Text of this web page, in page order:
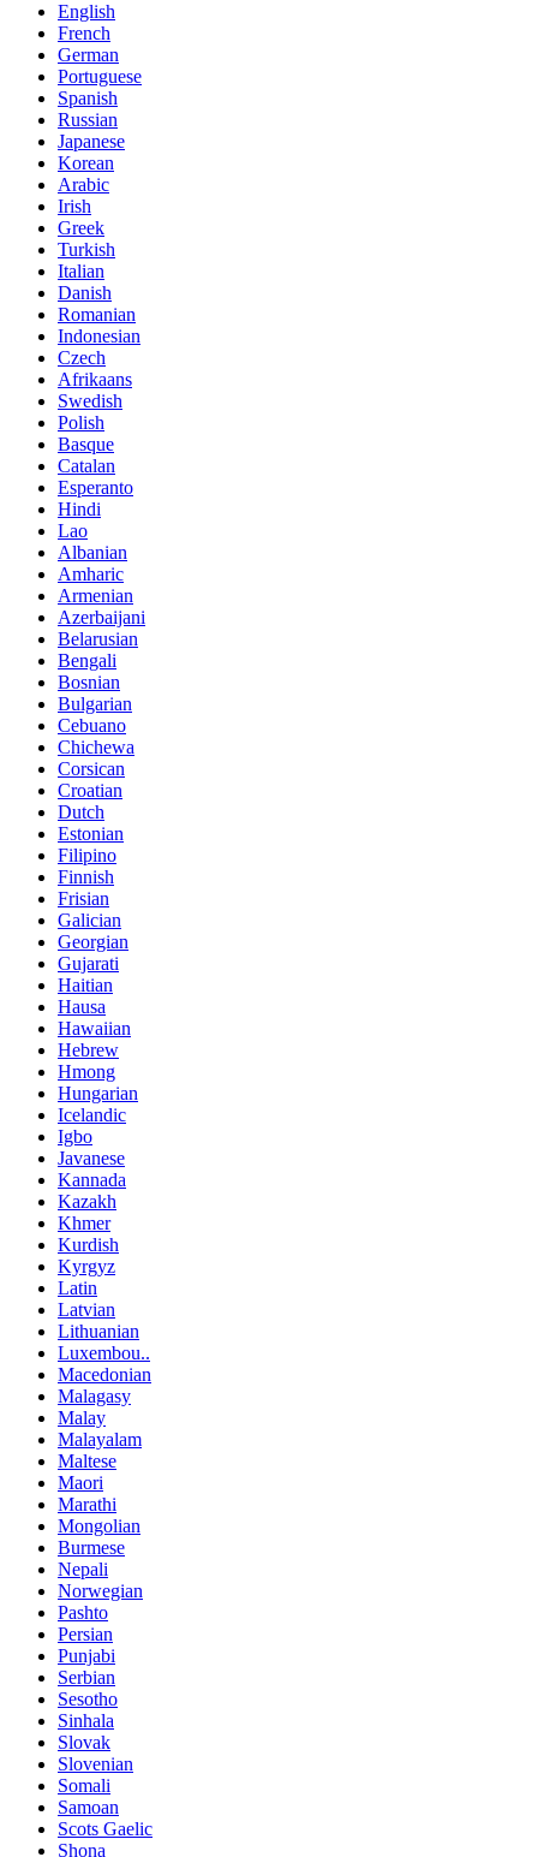
English
French
German
Portuguese
Spanish
Russian
Japanese
Korean
Arabic
Irish
Greek
Turkish
Italian
Danish
Romanian
Indonesian
Czech
Afrikaans
Swedish
Polish
Basque
Catalan
Esperanto
Hindi
Lao
Albanian
Amharic
Armenian
Azerbaijani
Belarusian
Bengali
Bosnian
Bulgarian
Cebuano
Chichewa
Corsican
Croatian
Dutch
Estonian
Filipino
Finnish
Frisian
Galician
Georgian
Gujarati
Haitian
Hausa
Hawaiian
Hebrew
Hmong
Hungarian
Icelandic
Igbo
Javanese
Kannada
Kazakh
Khmer
Kurdish
Kyrgyz
Latin
Latvian
Lithuanian
Luxembou..
Macedonian
Malagasy
Malay
Malayalam
Maltese
Maori
Marathi
Mongolian
Burmese
Nepali
Norwegian
Pashto
Persian
Punjabi
Serbian
Sesotho
Sinhala
Slovak
Slovenian
Somali
Samoan
Scots Gaelic
Shona